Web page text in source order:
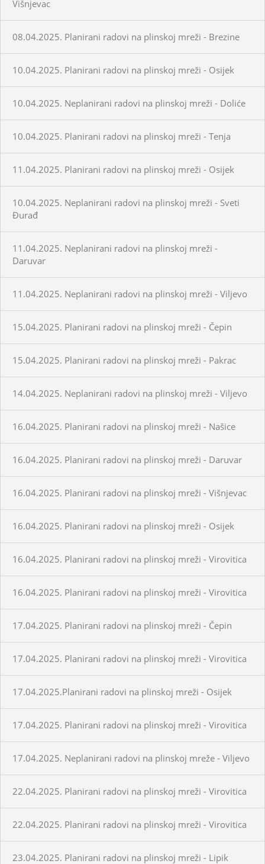
Višnjevac
08.04.2025. Planirani radovi na plinskoj mreži - Brezine
10.04.2025. Planirani radovi na plinskoj mreži - Osijek
10.04.2025. Neplanirani radovi na plinskoj mreži - Doliće
10.04.2025. Planirani radovi na plinskoj mreži - Tenja
11.04.2025. Planirani radovi na plinskoj mreži - Osijek
10.04.2025. Neplanirani radovi na plinskoj mreži - Sveti
Đurađ
11.04.2025. Neplanirani radovi na plinskoj mreži -
Daruvar
11.04.2025. Neplanirani radovi na plinskoj mreži - Viljevo
15.04.2025. Planirani radovi na plinskoj mreži - Čepin
15.04.2025. Planirani radovi na plinskoj mreži - Pakrac
14.04.2025. Neplanirani radovi na plinskoj mreži - Viljevo
16.04.2025. Planirani radovi na plinskoj mreži - Našice
16.04.2025. Planirani radovi na plinskoj mreži - Daruvar
16.04.2025. Planirani radovi na plinskoj mreži - Višnjevac
16.04.2025. Planirani radovi na plinskoj mreži - Osijek
16.04.2025. Planirani radovi na plinskoj mreži - Virovitica
16.04.2025. Planirani radovi na plinskoj mreži - Virovitica
17.04.2025. Planirani radovi na plinskoj mreži - Čepin
17.04.2025. Planirani radovi na plinskoj mreži - Virovitica
17.04.2025.Planirani radovi na plinskoj mreži - Osijek
17.04.2025. Planirani radovi na plinskoj mreži - Virovitica
17.04.2025. Neplanirani radovi na plinskoj mreže - Viljevo
22.04.2025. Planirani radovi na plinskoj mreži - Virovitica
22.04.2025. Planirani radovi na plinskoj mreži - Virovitica
23.04.2025. Planirani radovi na plinskoj mreži - Lipik